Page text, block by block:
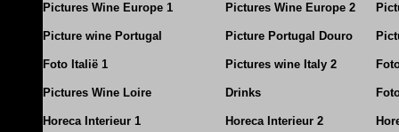
Pictures Wine Europe 1 Pictures Wine Europe 2
Picture wine Portugal Picture Portugal Douro
Foto Italië 1 Pictures wine Italy 2
Pictures Wine Loire Drinks
Horeca Interieur 1 Horeca Interieur 2